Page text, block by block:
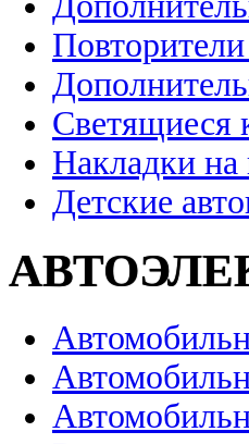
Светящиеся
Накладки на
Детские